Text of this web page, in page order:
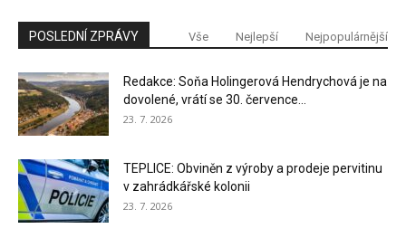
POSLEDNÍ ZPRÁVY Vše Nejlepší Nejpopulárnější
Redakce: Soňa Holingerová Hendrychová je na
dovolené, vrátí se 30. července...
23. 7. 2026
TEPLICE: Obviněn z výroby a prodeje pervitinu
v zahrádkářské kolonii
23. 7. 2026